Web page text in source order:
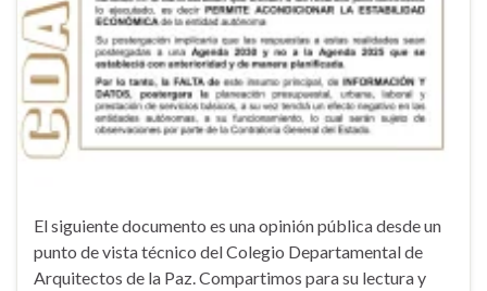
El siguiente documento es una opinión pública desde un
punto de vista técnico del Colegio Departamental de
Arquitectos de la Paz. Compartimos para su lectura y